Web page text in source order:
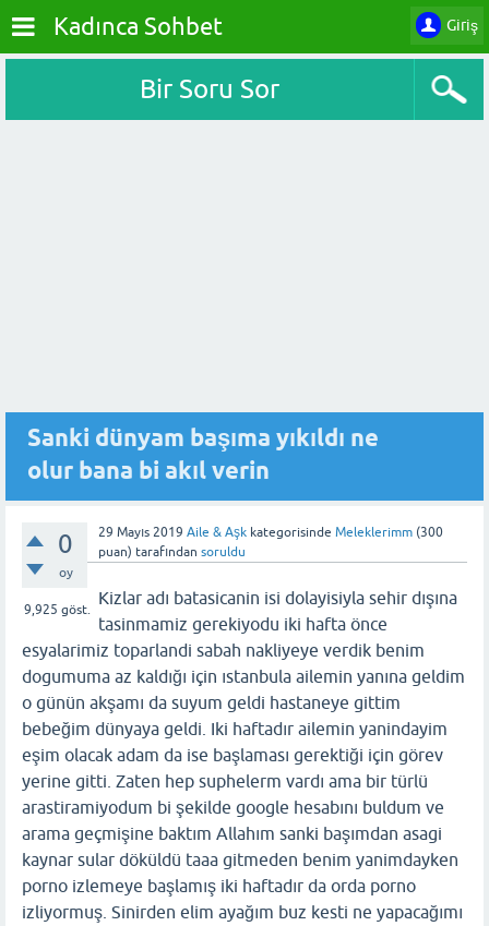
Giriş
Kadınca Sohbet
Bir Soru Sor
Sanki dünyam başıma yıkıldı ne
olur bana bi akıl verin
0
oy
9,925 göst.
29 Mayıs 2019 Aile & Aşk kategorisinde Meleklerimm (300
puan) tarafından soruldu
Kizlar adı batasicanin isi dolayisiyla sehir dışına
tasinmamiz gerekiyodu iki hafta önce
esyalarimiz toparlandi sabah nakliyeye verdik benim
dogumuma az kaldığı için ıstanbula ailemin yanına geldim
o günün akşamı da suyum geldi hastaneye gittim
bebeğim dünyaya geldi. Iki haftadır ailemin yanindayim
eşim olacak adam da ise başlaması gerektiği için görev
yerine gitti. Zaten hep suphelerm vardı ama bir türlü
arastiramiyodum bi şekilde google hesabını buldum ve
arama geçmişine baktım Allahım sanki başımdan asagi
kaynar sular döküldü taaa gitmeden benim yanimdayken
porno izlemeye başlamış iki haftadır da orda porno
izliyormuş. Sinirden elim ayağım buz kesti ne yapacağımı